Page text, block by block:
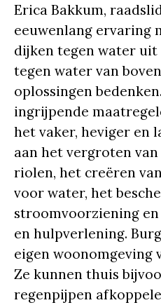
Erica Bakkum,
eeuwenlang ervaring
dijken tegen water uit
tegen water van
oplossingen
ingrijpende
het vaker, heviger en
aan het vergroten
riolen, het creëren
voor water, het
stroomvoorziening
en hulpverlening.
eigen woonomgeving
Ze kunnen thuis
regenpijpen